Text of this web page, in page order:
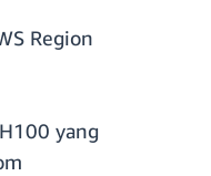
Region
yang